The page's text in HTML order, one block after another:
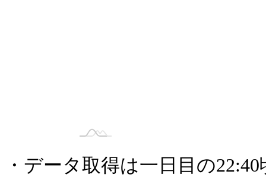
・データ取得は一日目の